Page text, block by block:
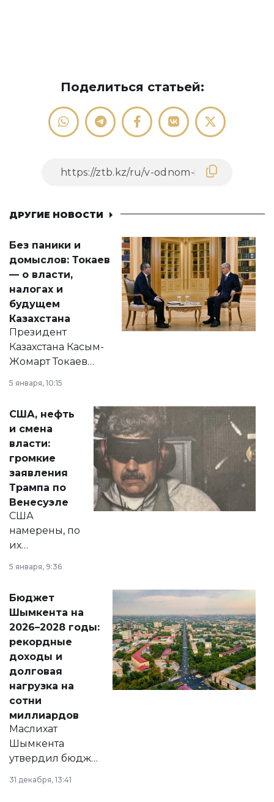
Поделиться статьей:
ДРУГИЕ НОВОСТИ
Без паники и
домыслов: Токаев
— о власти,
налогах и
будущем
Казахстана
Президент
Казахстана Касым-
Жомарт Токаев
сразу несколько
актуальных тем —
от слухов о
политических
реформах до
вопросов армии,
экономики и
личного здоровья.
5 января, 10:15
США, нефть
и смена
власти:
громкие
заявления
Трампа по
Венесуэле
США
намерены, по
их
принести
народу
Венесуэлы.
5 января, 9:36
Бюджет
Шымкента на
2026–2028 годы:
рекордные
доходы и
долговая
нагрузка на
сотни
миллиардов
Маслихат
Шымкента
утвердил бюджет
города на 2026–
2028 годы.
31 декабря, 13:41